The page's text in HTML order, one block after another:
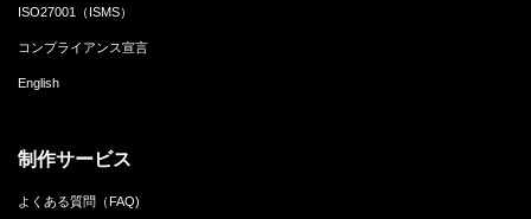
ISO27001（ISMS）
コンプライアンス宣言
English
制作サービス
よくある質問（FAQ)